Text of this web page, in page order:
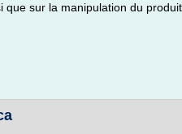
que sur la manipulation du